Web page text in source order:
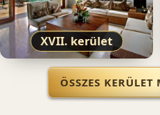
XVII. kerület
ÖSSZES KERÜLET